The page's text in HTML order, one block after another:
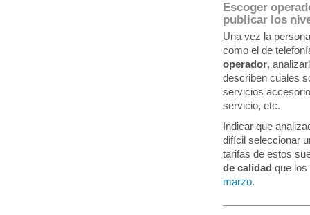
Escoger
publicar los
Una vez la
como el de
operador,
describen cuales
servicios
servicio, etc.
Indicar que
difícil seleccionar
tarifas de estos
de calidad que
marzo.